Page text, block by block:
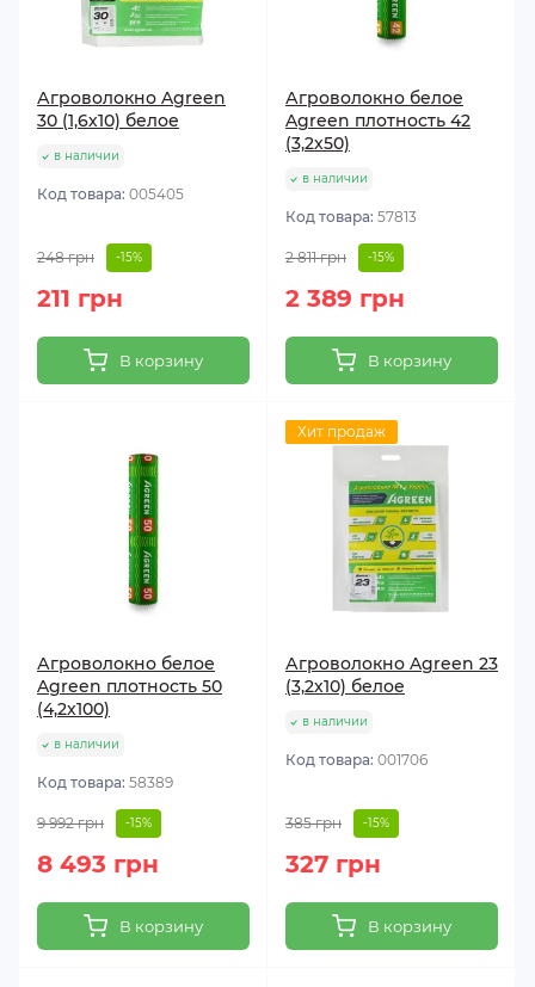
Агроволокно Agreen
30 (1,6х10) белое
в наличии
Код товара: 005405
248 грн -15%
211 грн
В корзину
Агроволокно белое
Agreen плотность 42
(3,2х50)
в наличии
Код товара: 57813
2 811 грн -15%
2 389 грн
В корзину
Агроволокно белое
Agreen плотность 50
(4,2х100)
в наличии
Код товара: 58389
9 992 грн -15%
8 493 грн
В корзину
Хит продаж
Агроволокно Agreen 23
(3,2х10) белое
в наличии
Код товара: 001706
385 грн -15%
327 грн
В корзину